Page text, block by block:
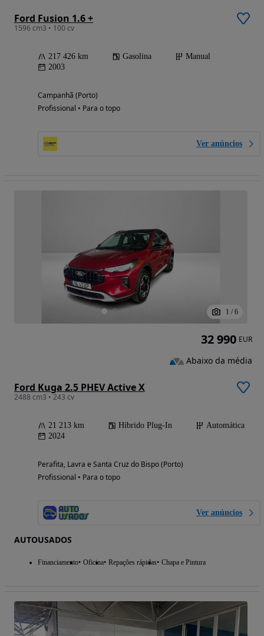
Ford Fusion 1.6 +
1596 cm3 • 100 cv
217 426 km Gasolina
Manual
2003
Campanhã (Porto)
Profissional • Para o topo
Ver anúncios
1 / 6
Ford Kuga 2.5 PHEV Active X
2488 cm3 • 243 cv
21 213 km Híbrido Plug-In
Automática
2024
Perafita, Lavra e Santa Cruz do Bispo (Porto)
Profissional • Para o topo
Ver anúncios
AUTOUSADOS
Financiamento Oficina Repações rápidas Chapa e Pintura
32 990 EUR
Abaixo da média